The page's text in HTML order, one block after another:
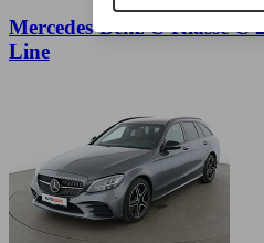
Mercedes-Benz C-Klasse
Line